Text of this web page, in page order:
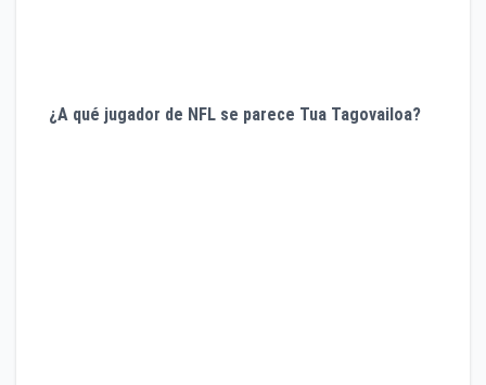
¿A qué jugador de NFL se parece Tua Tagovailoa?